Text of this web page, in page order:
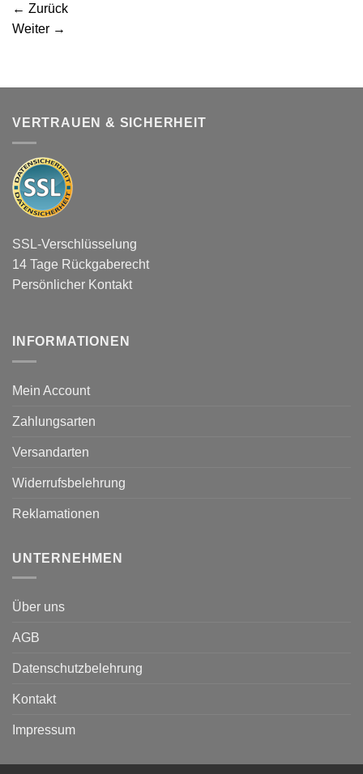
← Zurück
Weiter →
VERTRAUEN & SICHERHEIT
SSL-Verschlüsselung
14 Tage Rückgaberecht
Persönlicher Kontakt
INFORMATIONEN
Mein Account
Zahlungsarten
Versandarten
Widerrufsbelehrung
Reklamationen
UNTERNEHMEN
Über uns
AGB
Datenschutzbelehrung
Kontakt
Impressum